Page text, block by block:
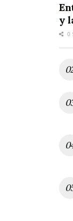
La
el
Hay
y
0